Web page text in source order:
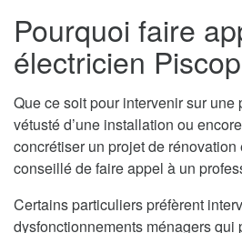
Pourquoi faire
électricien
Que ce soit pour intervenir sur
vétusté d’une installation ou
concrétiser un projet de
conseillé de faire appel à un
Certains particuliers préfèrent
dysfonctionnements ménagers qui